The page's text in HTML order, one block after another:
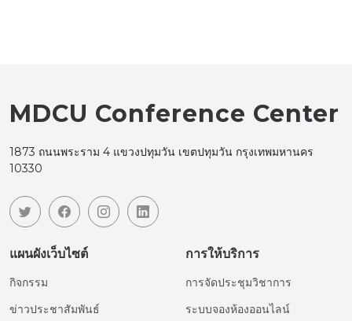
MDCU Conference Center
1873 ถนนพระราม 4 แขวงปทุมวัน เขตปทุมวัน กรุงเทพมหานคร
10330
แผนผังเว็บไซต์
กิจกรรม
ข่าวประชาสัมพันธ์
การให้บริการ
การจัดประชุมวิชาการ
ระบบจองห้องออนไลน์